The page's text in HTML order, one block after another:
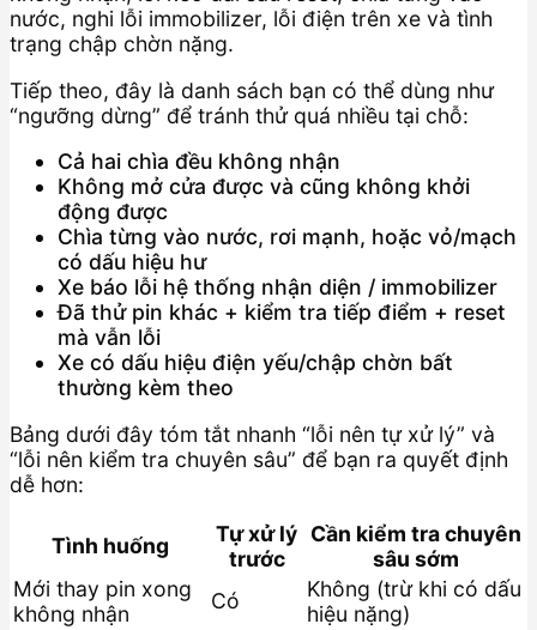
nước, nghi lỗi immobilizer, lỗi điện trên xe và tình
trạng chập chờn nặng.
Tiếp theo, đây là danh sách bạn có thể dùng như
“ngưỡng dừng” để tránh thử quá nhiều tại chỗ:
Cả hai chìa đều không nhận
Không mở cửa được và cũng không khởi
động được
Chìa từng vào nước, rơi mạnh, hoặc vỏ/mạch
có dấu hiệu hư
Xe báo lỗi hệ thống nhận diện / immobilizer
Đã thử pin khác + kiểm tra tiếp điểm + reset
mà vẫn lỗi
Xe có dấu hiệu điện yếu/chập chờn bất
thường kèm theo
Bảng dưới đây tóm tắt nhanh “lỗi nên tự xử lý” và
“lỗi nên kiểm tra chuyên sâu” để bạn ra quyết định
dễ hơn:
Tình huống
Tự xử lý
trước
Cần kiểm tra chuyên
sâu sớm
Mới thay pin xong
không nhận
Có
Không (trừ khi có dấu
hiệu nặng)